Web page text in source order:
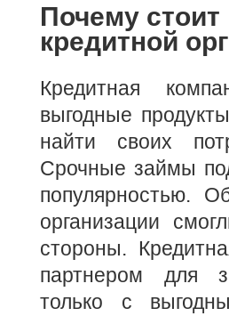
Почему
кредитной
Кредитная
выгодные
найти своих
Срочные займы
популярностью.
организации
стороны.
партнером для
только с